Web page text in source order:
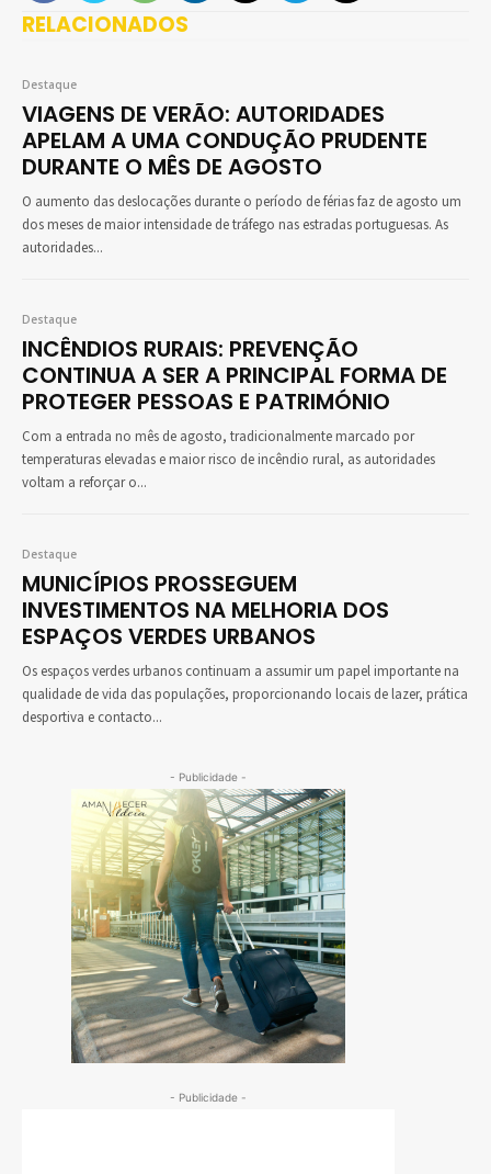
RELACIONADOS
Destaque
VIAGENS DE VERÃO: AUTORIDADES
APELAM A UMA CONDUÇÃO PRUDENTE
DURANTE O MÊS DE AGOSTO
O aumento das deslocações durante o período de férias faz de agosto um
dos meses de maior intensidade de tráfego nas estradas portuguesas. As
autoridades...
Destaque
INCÊNDIOS RURAIS: PREVENÇÃO
CONTINUA A SER A PRINCIPAL FORMA DE
PROTEGER PESSOAS E PATRIMÓNIO
Com a entrada no mês de agosto, tradicionalmente marcado por
temperaturas elevadas e maior risco de incêndio rural, as autoridades
voltam a reforçar o...
Destaque
MUNICÍPIOS PROSSEGUEM
INVESTIMENTOS NA MELHORIA DOS
ESPAÇOS VERDES URBANOS
Os espaços verdes urbanos continuam a assumir um papel importante na
qualidade de vida das populações, proporcionando locais de lazer, prática
desportiva e contacto...
- Publicidade -
- Publicidade -